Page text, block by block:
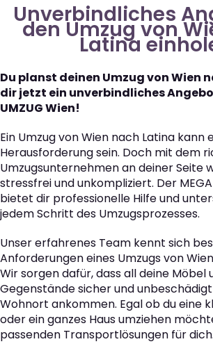
Unverbindliches
den Umzug von
Latina
Du planst deinen Umzug von Wien
dir jetzt ein unverbindliches
UMZUG Wien!
Ein Umzug von Wien nach Latina kann
Herausforderung sein. Doch mit dem
Umzugsunternehmen an deiner Seite
stressfrei und unkompliziert. Der MEGA
bietet dir professionelle Hilfe und
jedem Schritt des Umzugsprozesses.
Unser erfahrenes Team kennt sich
Anforderungen eines Umzugs von
Wir sorgen dafür, dass all deine Möbel
Gegenstände sicher und
Wohnort ankommen. Egal ob du eine
oder ein ganzes Haus umziehen
passenden Transportlösungen für dich.